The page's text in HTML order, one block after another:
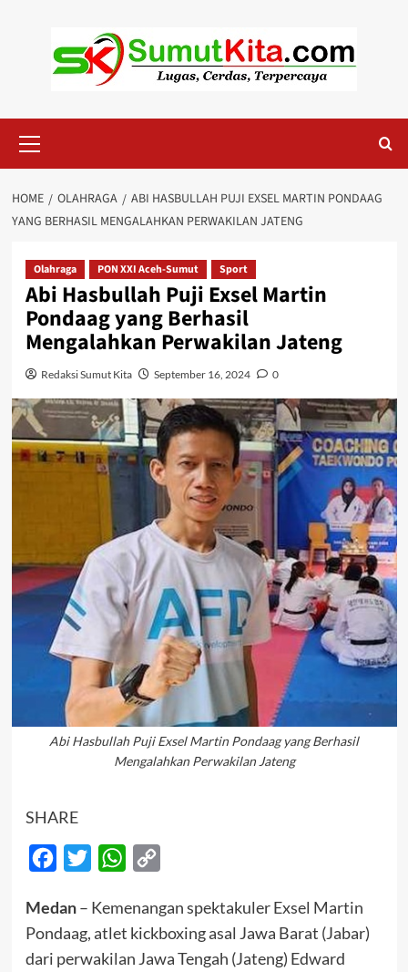
Menu
HOME OLAHRAGA
ABI HASBULLAH PUJI EXSEL MARTIN PONDAAG
YANG BERHASIL MENGALAHKAN PERWAKILAN JATENG
Olahraga PON XXI Aceh-Sumut Sport
Abi Hasbullah Puji Exsel Martin
Pondaag yang Berhasil
Mengalahkan Perwakilan Jateng
Redaksi Sumut Kita September 16, 2024 0
Abi Hasbullah Puji Exsel Martin Pondaag yang Berhasil
Mengalahkan Perwakilan Jateng
SHARE
Facebook
Twitter WhatsApp
Medan– Kemenangan spektakuler Exsel Martin
Pondaag, atlet kickboxing asal Jawa Barat (Jabar)
dari perwakilan Jawa Tengah (Jateng) Edward